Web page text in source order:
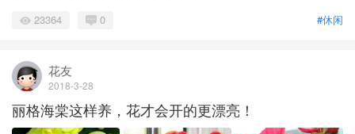
#休闲
23364 0
花友
2018-3-28
丽格海棠这样养，花才会开的更漂亮！